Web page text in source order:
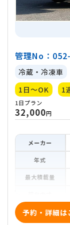
予約・詳細は
管理No：
冷蔵・冷凍車
1日～OK
1
メーカー
年式
最大積載量
車両寸法